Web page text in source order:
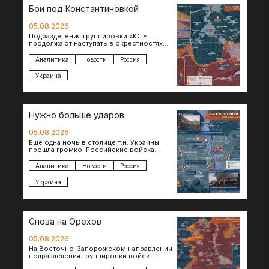
Бои под Константиновкой
05.08.2026
Подразделения группировки «Юг»
продолжают наступать в окрестностях
города. Пока на восточном фланге идут
ожесточенные бои за окраины…
Аналитика Новости Россия
Украина
Нужно больше ударов
05.08.2026
Ещё одна ночь в столице т.н. Украины
прошла громко. Российские войска
объекты и предприятия в Киеве и
окрестностях….
Аналитика Новости Россия
Украина
Снова на Орехов
05.08.2026
На Восточно-Запорожском направлении
подразделения группировки войск